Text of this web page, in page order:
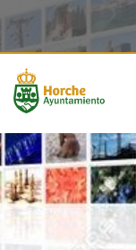
Saltar al contenido
Saltar a la
Información de